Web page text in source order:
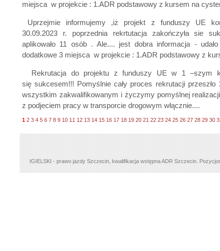
miejsca w projekcie : 1.ADR podstawowy z kursem na
Uprzejmie informujemy ,iż projekt z funduszy UE
30.09.2023 r. poprzednia rekrtutacja zakończyła sie
aplikowało 11 osób . Ale.... jest dobra informacja -
dodatkowe 3 miejsca w projekcie : 1.ADR podstawowy z
Rekrutacja do projektu z funduszy UE w 1 –szym
się sukcesem!!! Pomyślnie cały proces rekrutacji
wszystkim zakwalifikowanym i życzymy pomyślnej
z podjeciem pracy w transporcie drogowym włącznie....
1 2 3 4 5 6 7 8 9 10 11 12 13 14 15 16 17 18 19 20 21 22 23 24 25 26 27 28 29 30
IGIELSKI - prawo jazdy Szczecin, kwalifikacja wstępna ADR Szczecin.